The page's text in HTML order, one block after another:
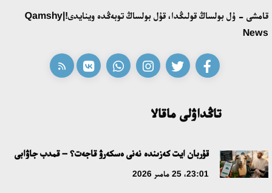
قامشى - ۇل بولساڭ قولىڭدا، قۇل بولساڭ توبەڭدە وينايدى!|Qamshy
News
تاڭداۋلى ماقالا
قۇربان ايت كەزىندە نەنى ەسكەرۋ قاجەت؟ – قمدب جاۋابى
23:01، 25 مامىر 2026